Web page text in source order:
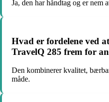
Ja, den har håndtag og er nem
Hvad er fordelene ved
TravelQ 285 frem for
Den kombinerer kvalitet,
måde.